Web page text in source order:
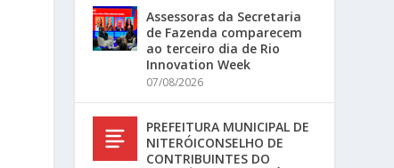
Assessoras da Secretaria
de Fazenda comparecem
ao terceiro dia de Rio
Innovation Week
07/08/2026
PREFEITURA MUNICIPAL DE
NITERÓICONSELHO DE
CONTRIBUINTES DO